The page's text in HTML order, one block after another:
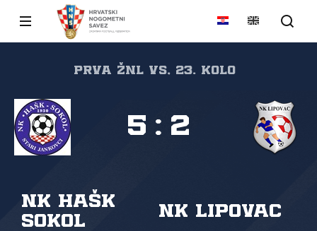
PRVA ŽNL VS, 23. kolo
NK HAŠK
Sokol
NK Lipovac
5 : 2